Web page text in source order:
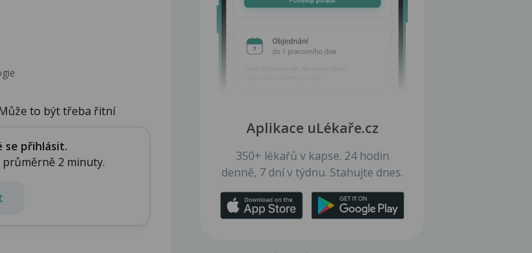
to být třeba řitní
se přihlásit.
2 minuty.
Aplikace uLékaře.cz
350+ lékařů v kapse. 24 hodin
denně, 7 dní v týdnu. Stahujte dnes.